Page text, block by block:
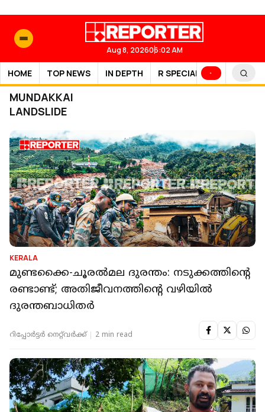
Aug 8, 202606:02 AM
HOME TOP NEWS IN DEPTH R SPECIAL SPORTS
MUNDAKKAI
LANDSLIDE
KERALA
മുണ്ടക്കൈ-ചൂരല്‍മല ദുരന്തം: നടുക്കത്തിന്റെ
രണ്ടാണ്ട്; അതിജീവനത്തിന്റെ വഴിയില്‍
ദുരന്തബാധിതര്‍
റിപ്പോർട്ടർ നെറ്റ്‌വര്‍ക്ക്‌ 2 min read